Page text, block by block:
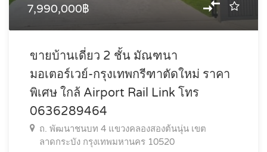
7,990,000฿
ขายบ้านเดี่ยว 2 ชั้น มัณฑนา
มอเตอร์เวย์-กรุงเทพกรีฑาตัดใหม่ ราคา
พิเศษ ใกล้ Airport Rail Link โทร
0636289464
ถ. พัฒนาชนบท 4 แขวงคลองสองต้นนุ่น เขต
ลาดกระบัง กรุงเทพมหานคร 10520